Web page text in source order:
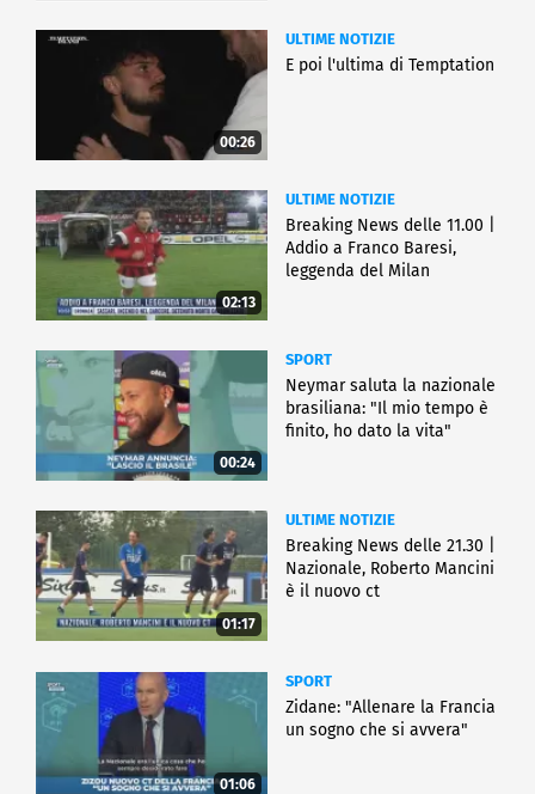
00:26
ULTIME NOTIZIE
E poi l'ultima di Temptation
02:13
ULTIME NOTIZIE
Breaking News delle 11.00 |
Addio a Franco Baresi,
leggenda del Milan
00:24
SPORT
Neymar saluta la nazionale
brasiliana: "Il mio tempo è
finito, ho dato la vita"
01:17
ULTIME NOTIZIE
Breaking News delle 21.30 |
Nazionale, Roberto Mancini
è il nuovo ct
01:06
SPORT
Zidane: "Allenare la Francia
un sogno che si avvera"